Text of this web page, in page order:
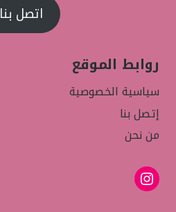
اتصل بنا
روابط الموقع
سياسية الخصوصية
إتصل بنا
من نحن
إنستجرام